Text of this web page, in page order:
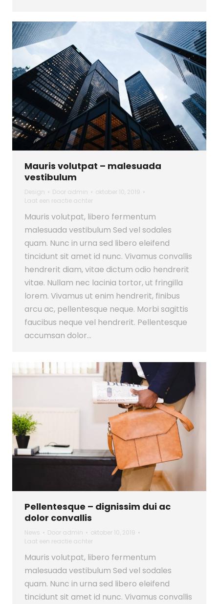
Mauris volutpat – malesuada
vestibulum
Design Door admin
oktober 10, 2019
Laat een reactie achter
Mauris volutpat, libero fermentum
malesuada vestibulum Sed vel sodales
quam. Nunc in urna sed libero eleifend
tincidunt sit amet id nunc. Vivamus convallis
hendrerit diam, vitae dictum odio hendrerit
vitae. Nullam nec lacinia tortor, ut fringilla
lorem. Vivamus ut enim hendrerit, finibus
arcu ac, pellentesque neque. Morbi sagittis
faucibus neque vel hendrerit. Pellentesque
accumsan dolor…
Pellentesque – dignissim dui ac
dolor convallis
News Door admin
oktober 10, 2019
Laat een reactie achter
Mauris volutpat, libero fermentum
malesuada vestibulum Sed vel sodales
quam. Nunc in urna sed libero eleifend
tincidunt sit amet id nunc. Vivamus convallis